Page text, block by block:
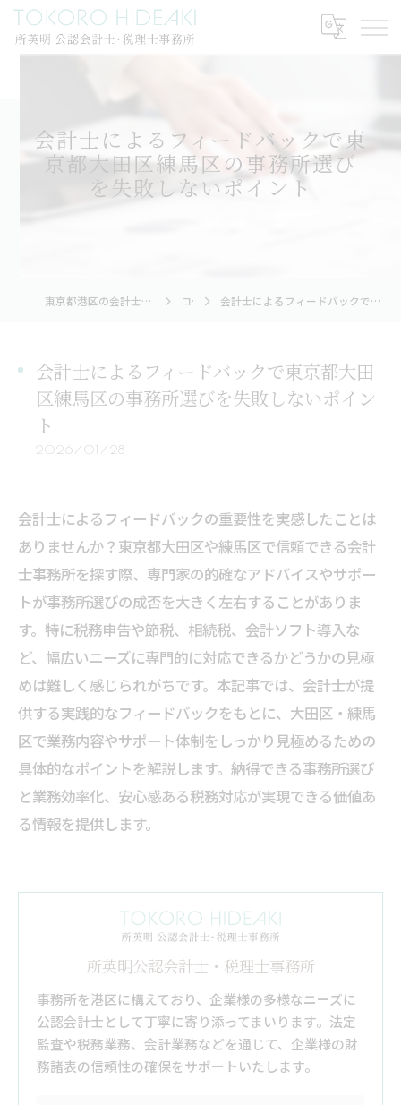
会計士によるフィードバックで東
京都大田区練馬区の事務所選び
を失敗しないポイント
東京都港区の会計士なら所英明公認会計士・税理士事務所 コラム 会計士によるフィードバックで東京都大田区練馬区の事務所選びを失敗しないポイント
会計士によるフィードバックで東京都大田
区練馬区の事務所選びを失敗しないポイン
ト
2026/01/28
会計士によるフィードバックの重要性を実感したことは
ありませんか？東京都大田区や練馬区で信頼できる会計
士事務所を探す際、専門家の的確なアドバイスやサポー
トが事務所選びの成否を大きく左右することがありま
す。特に税務申告や節税、相続税、会計ソフト導入な
ど、幅広いニーズに専門的に対応できるかどうかの見極
めは難しく感じられがちです。本記事では、会計士が提
供する実践的なフィードバックをもとに、大田区・練馬
区で業務内容やサポート体制をしっかり見極めるための
具体的なポイントを解説します。納得できる事務所選び
と業務効率化、安心感ある税務対応が実現できる価値あ
る情報を提供します。
所英明公認会計士・税理士事務所
事務所を港区に構えており、企業様の多様なニーズに
公認会計士として丁寧に寄り添ってまいります。法定
監査や税務業務、会計業務などを通じて、企業様の財
務諸表の信頼性の確保をサポートいたします。